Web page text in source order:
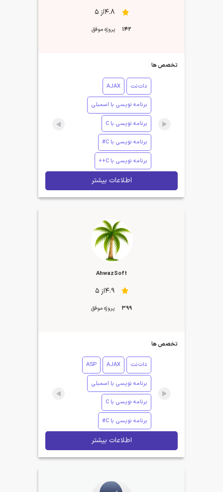
4.8از 5
142 پروژه موفق
تخصص ها
دات‌نت AJAX
برنامه نویسی با اسمبلی
برنامه نویسی با C
برنامه نویسی با C#
برنامه نویسی با C++
اطلاعات بیشتر
AhwazSoft
4.9از 5
399 پروژه موفق
تخصص ها
دات‌نت AJAX
ASP
برنامه نویسی با اسمبلی
برنامه نویسی با C
برنامه نویسی با C#
اطلاعات بیشتر